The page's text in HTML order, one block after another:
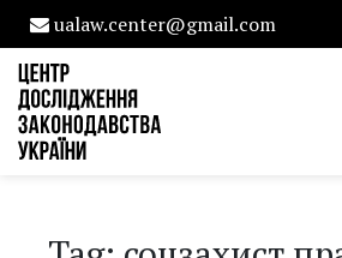
ualaw.center@gmail.com